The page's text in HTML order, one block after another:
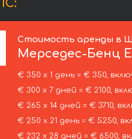
Стоимость аренды в
Мерседес-Бенц
€ 350 х 1 день = € 350,
€ 300 х 7 дней = € 2100,
€ 265 х 14 дней = € 3710,
€ 250 х 21 день = € 5250,
€ 232 х 28 дней = € 6500,